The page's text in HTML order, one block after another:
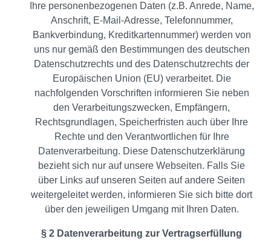
Ihre personenbezogenen Daten (z.B. Anrede, Name,
Anschrift, E-Mail-Adresse, Telefonnummer,
Bankverbindung, Kreditkartennummer) werden von
uns nur gemäß den Bestimmungen des deutschen
Datenschutzrechts und des Datenschutzrechts der
Europäischen Union (EU) verarbeitet. Die
nachfolgenden Vorschriften informieren Sie neben
den Verarbeitungszwecken, Empfängern,
Rechtsgrundlagen, Speicherfristen auch über Ihre
Rechte und den Verantwortlichen für Ihre
Datenverarbeitung. Diese Datenschutzerklärung
bezieht sich nur auf unsere Webseiten. Falls Sie
über Links auf unseren Seiten auf andere Seiten
weitergeleitet werden, informieren Sie sich bitte dort
über den jeweiligen Umgang mit Ihren Daten.
§ 2 Datenverarbeitung zur Vertragserfüllung